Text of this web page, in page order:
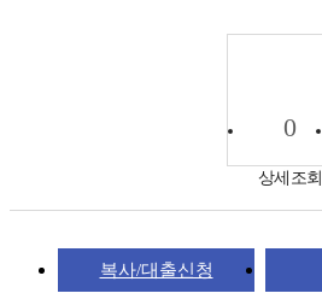
0
상세조회
복사/대출신청